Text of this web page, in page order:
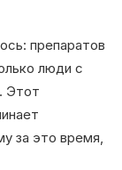
препаратов
люди с
Этот
за это время,